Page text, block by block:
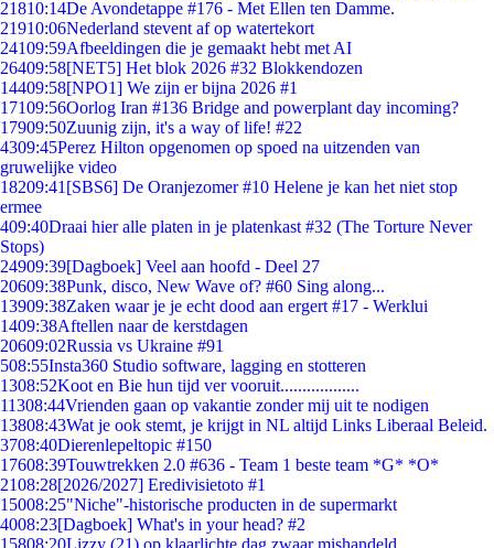
21810:14De Avondetappe #176 - Met Ellen ten Damme.
21910:06Nederland stevent af op watertekort
24109:59Afbeeldingen die je gemaakt hebt met AI
26409:58[NET5] Het blok 2026 #32 Blokkendozen
14409:58[NPO1] We zijn er bijna 2026 #1
17109:56Oorlog Iran #136 Bridge and powerplant day incoming?
17909:50Zuunig zijn, it's a way of life! #22
4309:45Perez Hilton opgenomen op spoed na uitzenden van
gruwelijke video
18209:41 [SBS6] De Oranjezomer #10 Helene je kan het niet stop
ermee
409:40Draai hier alle platen in je platenkast #32 (The Torture Never
Stops)
24909:39[Dagboek] Veel aan hoofd - Deel 27
20609:38Punk, disco, New Wave of? #60 Sing along...
13909:38Zaken waar je je echt dood aan ergert #17 - Werklui
1409:38Aftellen naar de kerstdagen
20609:02Russia vs Ukraine #91
508:55Insta360 Studio software, lagging en stotteren
1308:52Koot en Bie hun tijd ver vooruit..................
11308:44Vrienden gaan op vakantie zonder mij uit te nodigen
13808:43Wat je ook stemt, je krijgt in NL altijd Links Liberaal Beleid.
3708:40Dierenlepeltopic #150
17608:39Touwtrekken 2.0 #636 - Team 1 beste team *G* *O*
2108:28[2026/2027] Eredivisietoto #1
15008:25"Niche"-historische producten in de supermarkt
4008:23[Dagboek] What's in your head? #2
15808:20Lizzy (21) op klaarlichte dag zwaar mishandeld